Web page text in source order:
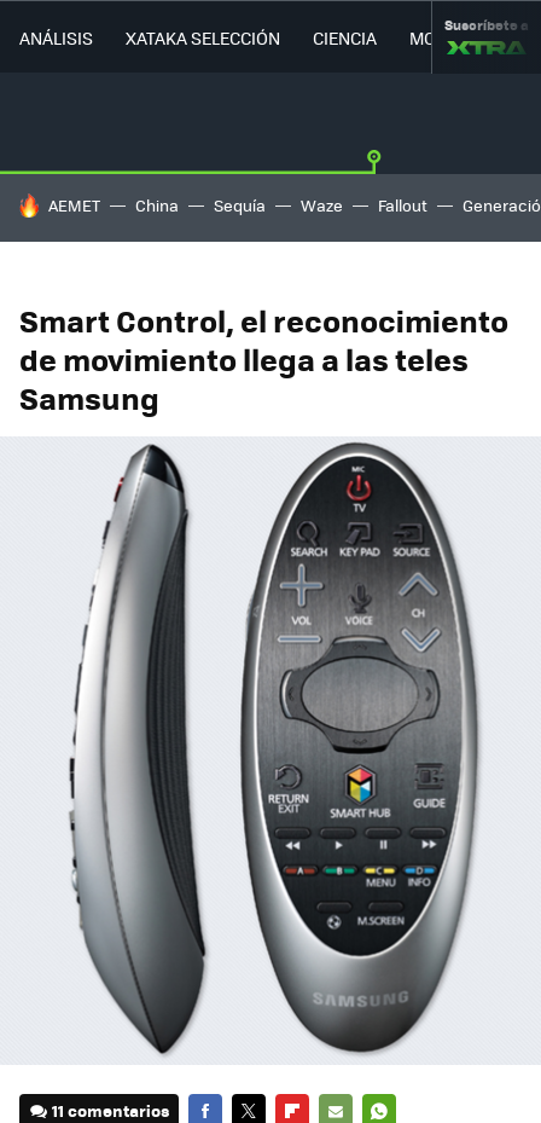
ANÁLISIS XATAKA SELECCIÓN CIENCIA MOVILIDAD
Suscríbete a
HOY SE HABLA DE
AEMET China Sequía Waze Fallout
Smart Control, el reconocimiento
de movimiento llega a las teles
Samsung
11 comentarios